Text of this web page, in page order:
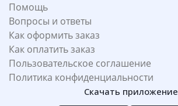
Помощь
Вопросы и ответы
Как оформить заказ
Как оплатить заказ
Пользовательское соглашение
Политика конфиденциальности
Скачать приложение